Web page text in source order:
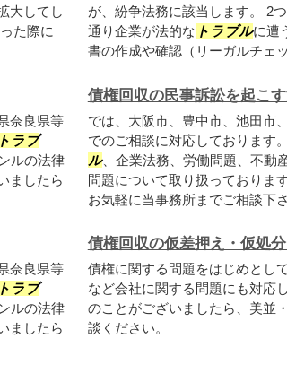
大してし
た際に
が、紛争法務に該当します。 2
通り企業が法的な トラブルに遭
書の作成や確認（リーガルチェ
奈良県等
トラブ
ルの法律
ましたら
債権回収の民事訴訟を起こ
では、大阪市、豊中市、池田市
でのご相談に対応しております
ル、企業法務、労働問題、不動
問題について取り扱っておりま
お気軽に当事務所までご相談下さ
奈良県等
トラブ
ルの法律
ましたら
債権回収の仮差押え・仮処
債権に関する問題をはじめとし
など会社に関する問題にも対応
のことがございましたら、美並
談ください。